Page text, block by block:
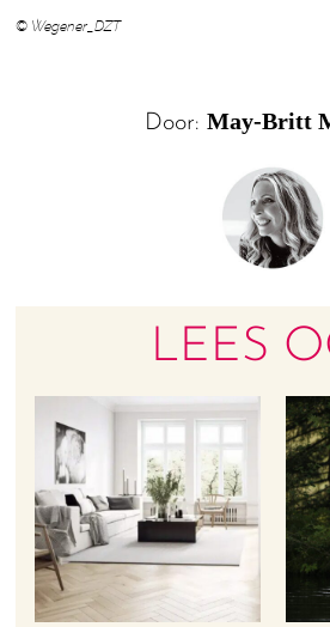
© Wegener_DZT
Door: May-Britt
LEES